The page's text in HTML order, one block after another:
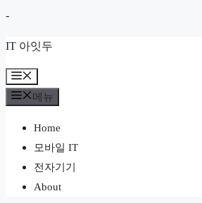
-컨
츠
로
건
IT 아잇두
뉴
메뉴
Home
모바일 IT
전자기기
About